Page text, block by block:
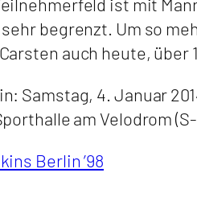
ist mit
begrenzt. Um so
auch heute,
Samstag, 4. Januar
am Velodrom
Berlin ’98